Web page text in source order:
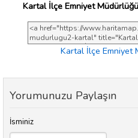
Kartal İlçe Emniyet Müdürlüğü
Kartal İlçe Emniyet
Yorumunuzu Paylaşın
İsminiz